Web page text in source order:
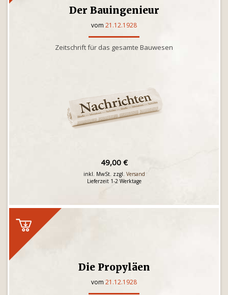
Der Bauingenieur
vom 21.12.1928
Zeitschrift für das gesamte Bauwesen
49,00 €
inkl. MwSt. zzgl. Versand
Lieferzeit 1-2 Werktage
Die Propyläen
vom 21.12.1928